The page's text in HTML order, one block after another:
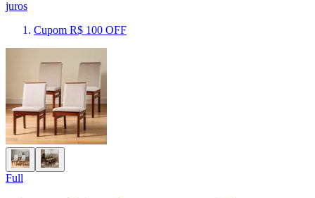
juros
Cupom R$ 100 OFF
Full